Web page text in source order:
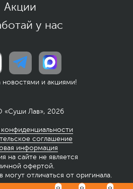
Акции
у нас
новостями и акциями!
Лав», 2026
конфиденциальности
соглашение
информация
на сайте не является
офертой.
отличаться от оригинала.